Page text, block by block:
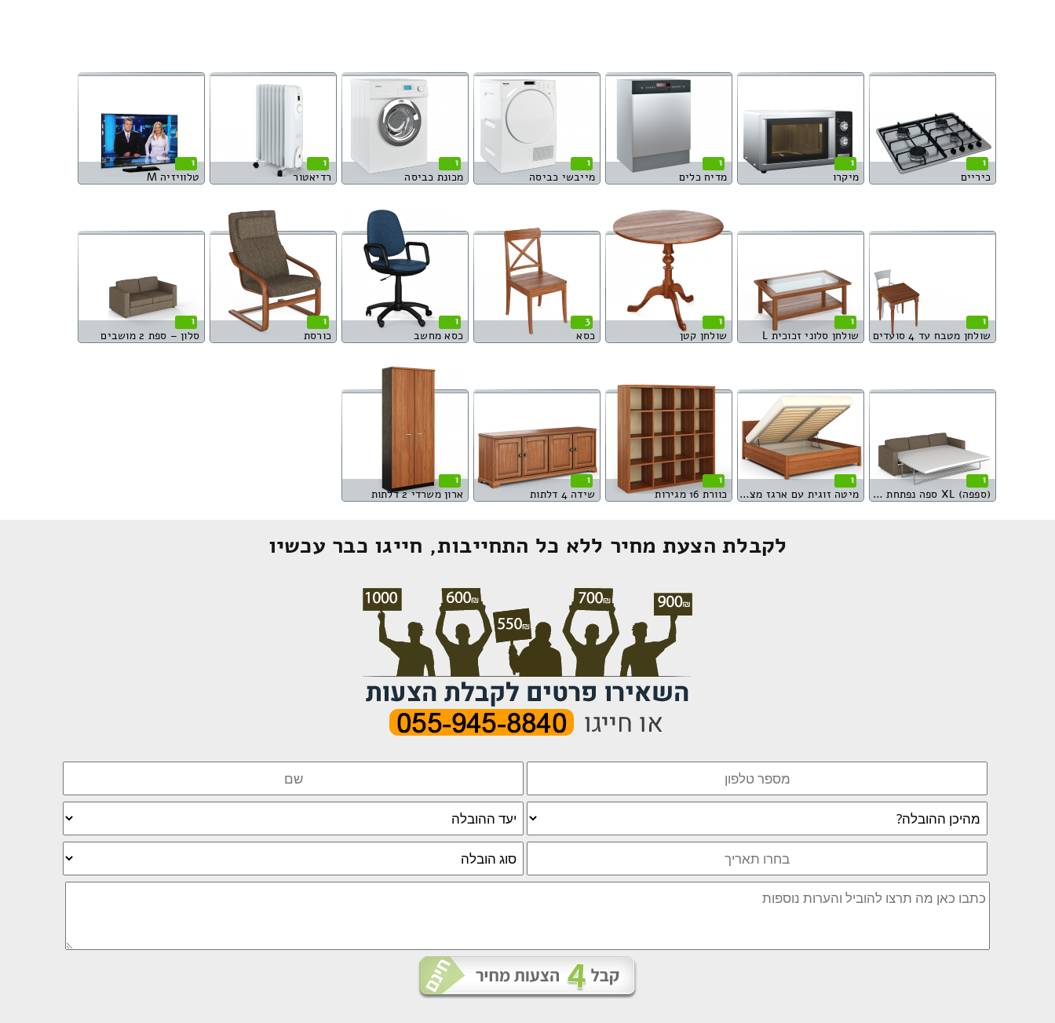
1
כיריים
1
מיקרו
1
מדיח כלים
1
מייבשי כביסה
1
מכונת כביסה
1
רדיאטור
1
טלוויזיה M
1
שולחן מטבח עד 4 סועדים
1
שולחן סלוני זכוכית L
1
שולחן קטן
3
כסא
1
כסא מחשב
1
כורסת
1
סלון – ספת 2 מושבים
1
(ספפה) XL ספה נפתחת למיטה
1
מיטה זוגית עם ארגז מצעים
1
כוורת 16 מגירות
1
שידה 4 דלתות
1
ארון משרדי 2 דלתות
לקבלת הצעת מחיר ללא כל התחייבות, חייגו כבר עכשיו